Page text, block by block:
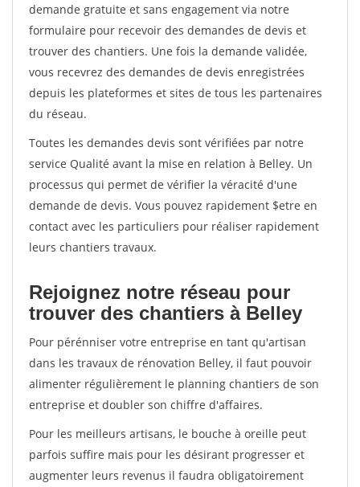
demande gratuite et sans engagement via notre
formulaire pour recevoir des demandes de devis et
trouver des chantiers. Une fois la demande validée,
vous recevrez des demandes de devis enregistrées
depuis les plateformes et sites de tous les partenaires
du réseau.
Toutes les demandes devis sont vérifiées par notre
service Qualité avant la mise en relation à Belley. Un
processus qui permet de vérifier la véracité d'une
demande de devis. Vous pouvez rapidement $etre en
contact avec les particuliers pour réaliser rapidement
leurs chantiers travaux.
Rejoignez notre réseau pour
trouver des chantiers à Belley
Pour pérénniser votre entreprise en tant qu'artisan
dans les travaux de rénovation Belley, il faut pouvoir
alimenter régulièrement le planning chantiers de son
entreprise et doubler son chiffre d'affaires.
Pour les meilleurs artisans, le bouche à oreille peut
parfois suffire mais pour les désirant progresser et
augmenter leurs revenus il faudra obligatoirement